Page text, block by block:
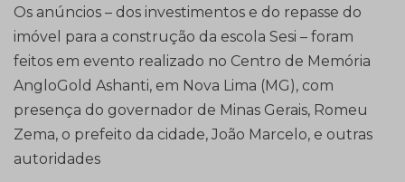
Os anúncios – dos investimentos e do repasse do
imóvel para a construção da escola Sesi – foram
feitos em evento realizado no Centro de Memória
AngloGold Ashanti, em Nova Lima (MG), com
presença do governador de Minas Gerais, Romeu
Zema, o prefeito da cidade, João Marcelo, e outras
autoridades